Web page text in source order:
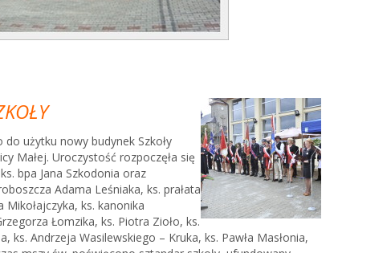
użytku nowy budynek Szkoły
Małej. Uroczystość rozpoczęła się
bpa Jana Szkodonia oraz
Adama Leśniaka, ks. prałata
Mikołajczyka, ks. kanonika
Łomzika, ks. Piotra Zioło, ks.
ks. Andrzeja Wasilewskiego – Kruka, ks. Pawła Masłonia,